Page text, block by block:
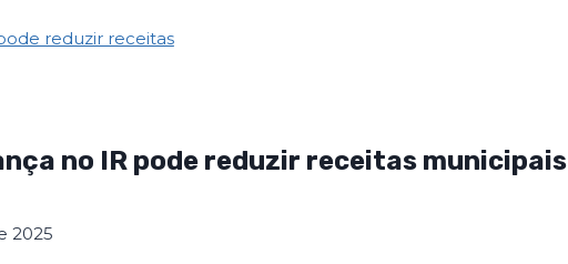
no IR pode reduzir receitas municipais
2025